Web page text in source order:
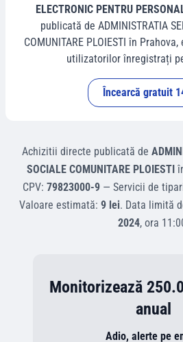
ELECTRONIC PENTRU
publicată de ADMINISTRATIA
COMUNITARE PLOIESTI în Prahova,
utilizatorilor înregistrați
Încearcă gratuit
Achizitii directe publicată de
SOCIALE COMUNITARE PLOIESTI
CPV: 79823000-9— Servicii de
Valoare estimată: 9 lei. Data limită
2024, ora
Monitorizează
anual
Adio, alerte pe